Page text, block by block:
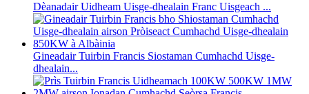
Dèanadair Uidheam Uisge-dhealain Franc Uisgeach ...
Gineadair Tuirbin Francis Siostaman Cumhachd Uisge-
dhealain...